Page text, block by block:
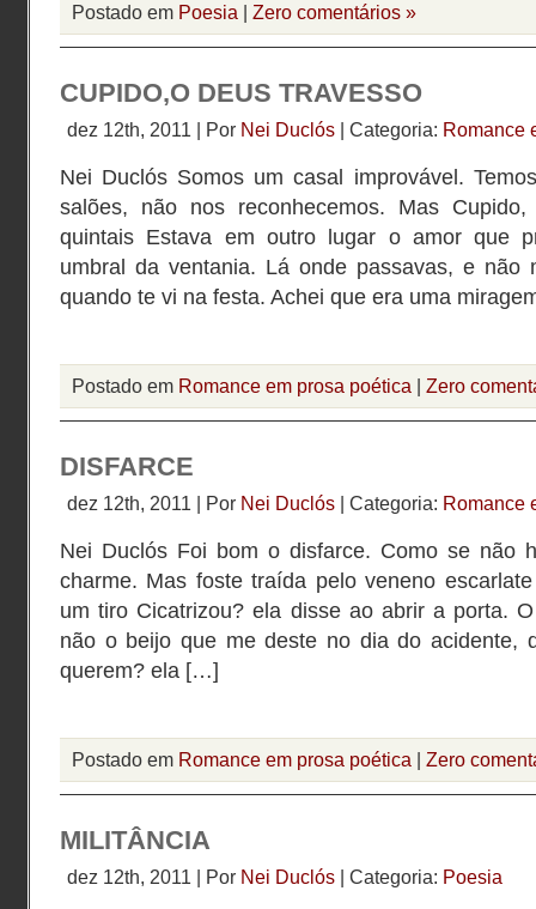
Postado em Poesia | Zero comentários »
CUPIDO,O DEUS TRAVESSO
dez 12th, 2011 | Por Nei Duclós | Categoria: Romance
Nei Duclós Somos um casal improvável.
salões, não nos reconhecemos. Mas
quintais Estava em outro lugar o amor que
umbral da ventania. Lá onde passavas, e não
quando te vi na festa. Achei que era uma
Postado em Romance em prosa poética | Zero
DISFARCE
dez 12th, 2011 | Por Nei Duclós | Categoria: Romance
Nei Duclós Foi bom o disfarce. Como se não
charme. Mas foste traída pelo veneno
um tiro Cicatrizou? ela disse ao abrir a porta.
não o beijo que me deste no dia do acidente,
querem? ela […]
Postado em Romance em prosa poética | Zero
MILITÂNCIA
dez 12th, 2011 | Por Nei Duclós | Categoria: Poesia